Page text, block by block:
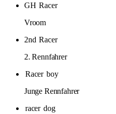
GH Racer
Vroom
2nd Racer
2. Rennfahrer
Racer boy
Junge Rennfahrer
racer dog